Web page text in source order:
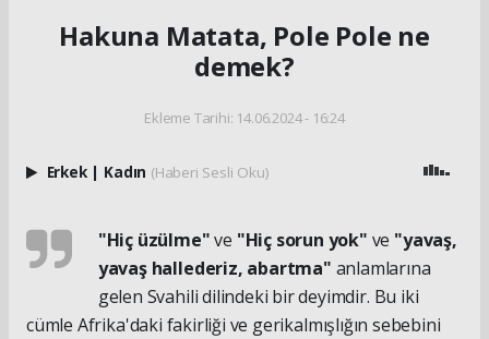
Hakuna Matata, Pole Pole ne
demek?
Ekleme Tarihi: 14.06.2024 - 16:24
Erkek | Kadın (Haberi Sesli Oku)
"Hiç üzülme"ve "Hiç sorun yok" ve "yavaş,
yavaş hallederiz, abartma" anlamlarına
gelen Svahili dilindeki bir deyimdir. Bu iki
cümle Afrika'daki fakirliği ve gerikalmışlığın sebebini